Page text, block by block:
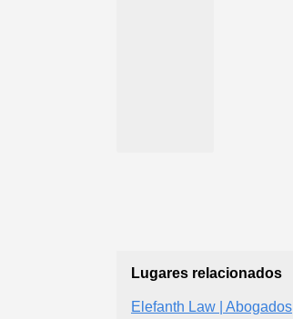
Lugares relacionados
Elefanth Law | Abogados